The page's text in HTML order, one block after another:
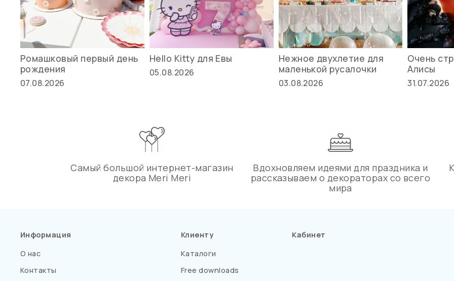
Ромашковый первый день
рождения
07.08.2026
Hello Kitty для Евы
05.08.2026
Нежное двухлетие для
маленькой русалочки
03.08.2026
Очень
Алисы
31.07.2026
Самый большой интернет-магазин
декора Meri Meri
Вдохновляем идеями для праздника и
рассказываем о декораторах со всего
мира
Информация
О нас
Контакты
Клиенту
Каталоги
Free downloads
Кабинет